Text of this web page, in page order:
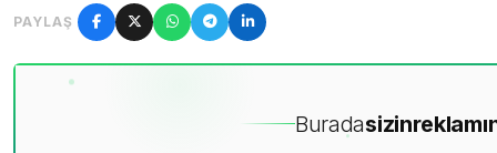
PAYLAŞ
Buradasizin